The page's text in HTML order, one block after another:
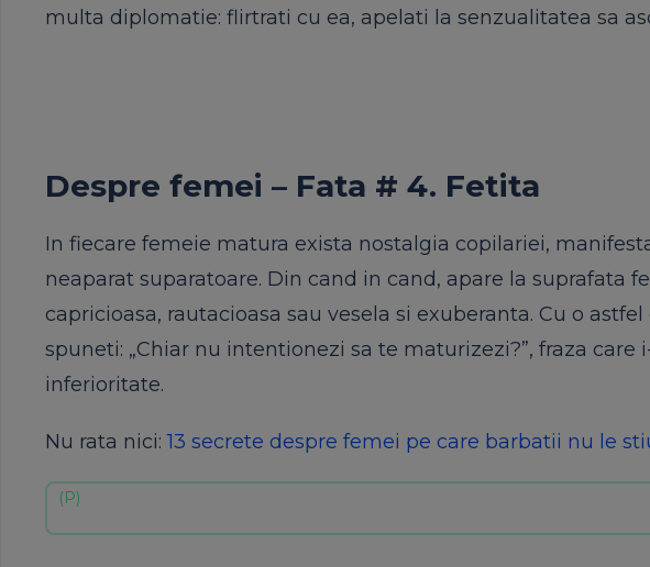
multa diplomatie: flirtrati cu ea, apelati la senzualitatea sa
Despre femei – Fata # 4. Fetita
In fiecare femeie matura exista nostalgia copilariei,
neaparat suparatoare. Din cand in cand, apare la suprafata
capricioasa, rautacioasa sau vesela si exuberanta. Cu o
spuneti: „Chiar nu intentionezi sa te maturizezi?”, fraza
inferioritate.
Nu rata nici:13 secrete despre femei pe care barbatii nu le